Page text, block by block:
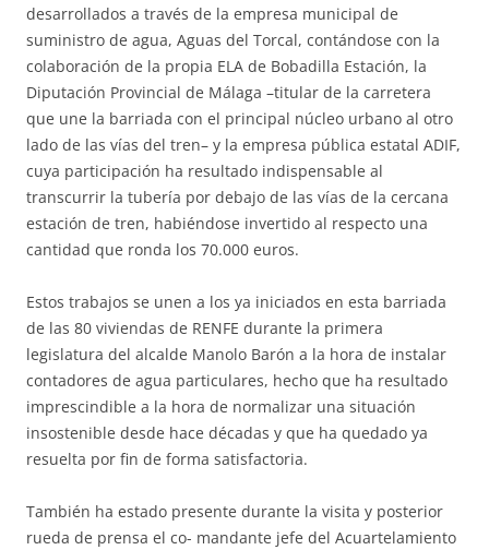
desarrollados a través de la empresa municipal de
suministro de agua, Aguas del Torcal, contándose con la
colaboración de la propia ELA de Bobadilla Estación, la
Diputación Provincial de Málaga –titular de la carretera
que une la barriada con el principal núcleo urbano al otro
lado de las vías del tren– y la empresa pública estatal ADIF,
cuya participación ha resultado indispensable al
transcurrir la tubería por debajo de las vías de la cercana
estación de tren, habiéndose invertido al respecto una
cantidad que ronda los 70.000 euros.
Estos trabajos se unen a los ya iniciados en esta barriada
de las 80 viviendas de RENFE durante la primera
legislatura del alcalde Manolo Barón a la hora de instalar
contadores de agua particulares, hecho que ha resultado
imprescindible a la hora de normalizar una situación
insostenible desde hace décadas y que ha quedado ya
resuelta por fin de forma satisfactoria.
También ha estado presente durante la visita y posterior
rueda de prensa el co- mandante jefe del Acuartelamiento